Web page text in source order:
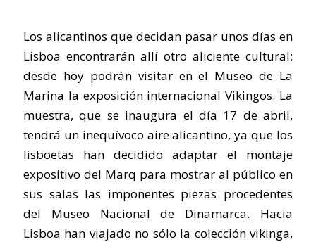
Los alicantinos que decidan pasar unos días en
Lisboa encontrarán allí otro aliciente cultural:
desde hoy podrán visitar en el Museo de La
Marina la exposición internacional Vikingos. La
muestra, que se inaugura el día 17 de abril,
tendrá un inequívoco aire alicantino, ya que los
lisboetas han decidido adaptar el montaje
expositivo del Marq para mostrar al público en
sus salas las imponentes piezas procedentes
del Museo Nacional de Dinamarca. Hacia
Lisboa han viajado no sólo la colección vikinga,